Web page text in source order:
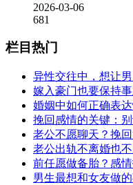
2026-03-06
681
栏目热门
异性交往中，想让
嫁入豪门也要保持
婚姻中如何正确表
挽回感情的关键：
老公不愿聊天？挽
老公出轨不离婚也
前任愿做备胎？感
男生最想和女友做